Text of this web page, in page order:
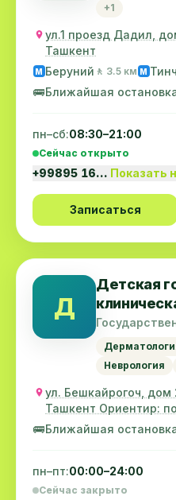
+1
ул.1 проезд Дадил,
Ташкент
M Беруний 🚶 3.5 км M
🚌Ближайшая
пн–сб:08:30–21:00
Сейчас открыто
+99895 16… Показать
Записаться
Д
Детская
(Бывш.
ребёнка)
Неврология
ул. Бешкайрогоч, дом
Ташкент Ориентир:
№9
🚌Ближайшая
пн–пт:00:00–24:00
Сейчас закрыто